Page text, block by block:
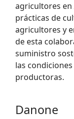
agricultores
prácticas de
agricultores y
de esta
suministro
las
productoras.
Danone